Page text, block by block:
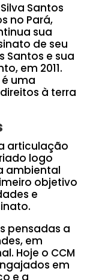
Santos
no Pará,
sua
de seu
Santos e sua
em 2011.
uma
à terra
articulação
logo
ambiental
objetivo
e
pensadas a
em
Hoje o CCM
em
e a